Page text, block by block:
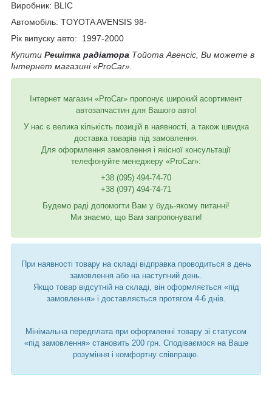
Виробник: BLIC
Автомобіль: TOYOTA AVENSIS 98-
Рік випуску авто: 1997-2000
Купити Решітка радіатора Тойота Авенсіс, Ви можете в
Інтернет магазині «ProCar».
Інтернет магазин «ProCar» пропонує широкий асортимент
автозапчастин для Вашого авто!
У нас є велика кількість позицій в наявності, а також швидка
доставка товарів під замовлення.
Для оформлення замовлення і якісної консультації
телефонуйте менеджеру «ProCar»:
+38 (095) 494-74-70
+38 (097) 494-74-71
Будемо раді допомогти Вам у будь-якому питанні!
Ми знаємо, що Вам запропонувати!
При наявності товару на складі відправка проводиться в день
замовлення або на наступний день.
Якщо товар відсутній на складі, він оформляється «під
замовлення» і доставляється протягом 4-6 днів.
Мінімальна передплата при оформленні товару зі статусом
«під замовлення» становить 200 грн. Сподіваємося на Ваше
розуміння і комфортну співпрацю.